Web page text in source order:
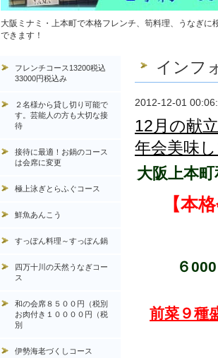
大阪ミナミ・上本町で本格フレンチ、筍料理、うなぎ
できます！
インフ
2012-12-01
12月の献
年会美味
大阪上本
【本
６
前菜９種
フレンチコース13200税込
33000円税込み
２名様から貸し切り可能で
す。芸能人の方も大切な接
待
接待に最適！お鍋のコース
は会席に変更
極上泳ぎとらふぐコース
鮮魚あんこう
すっぽん料理～すっぽん鍋
四万十川の天然うなぎコー
ス
和の会席８５００円（税別
お肉付き１００００円（税
別
伊勢海老づくしコース